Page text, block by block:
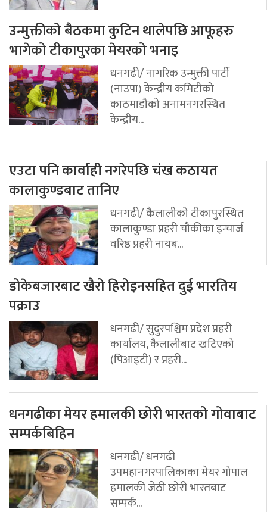
उन्मुक्तीको बैठकमा कुटिन थालेपछि आफूहरु
भागेको टीकापुरका मेयरको भनाइ
धनगढी/ नागरिक उन्मुक्ती पार्टी
(नाउपा) केन्द्रीय कमिटीको
काठमाडौको अनामनगरस्थित
केन्द्रीय...
एउटा पनि कार्वाही नगरेपछि चंख कठायत
कालाकुण्डबाट तानिए
धनगढी/ कैलालीको टीकापुरस्थित
कालाकुण्डा प्रहरी चौकीका इन्चार्ज
वरिष्ठ प्रहरी नायब...
डोकेबजारबाट खैरो हिरोइनसहित दुई भारतिय
पक्राउ
धनगढी/ सुदुरपश्चिम प्रदेश प्रहरी
कार्यालय, कैलालीबाट खटिएको
(पिआइटी) र प्रहरी...
धनगढीका मेयर हमालकी छोरी भारतको गोवाबाट
सम्पर्कबिहिन
धनगढी/ धनगढी
उपमहानगरपालिकाका मेयर गोपाल
हमालकी जेठी छोरी भारतबाट
सम्पर्क...